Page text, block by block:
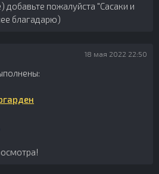
добавьте пожалуйста "Сасаки и
благадарю)
18 мая 2022 22:50